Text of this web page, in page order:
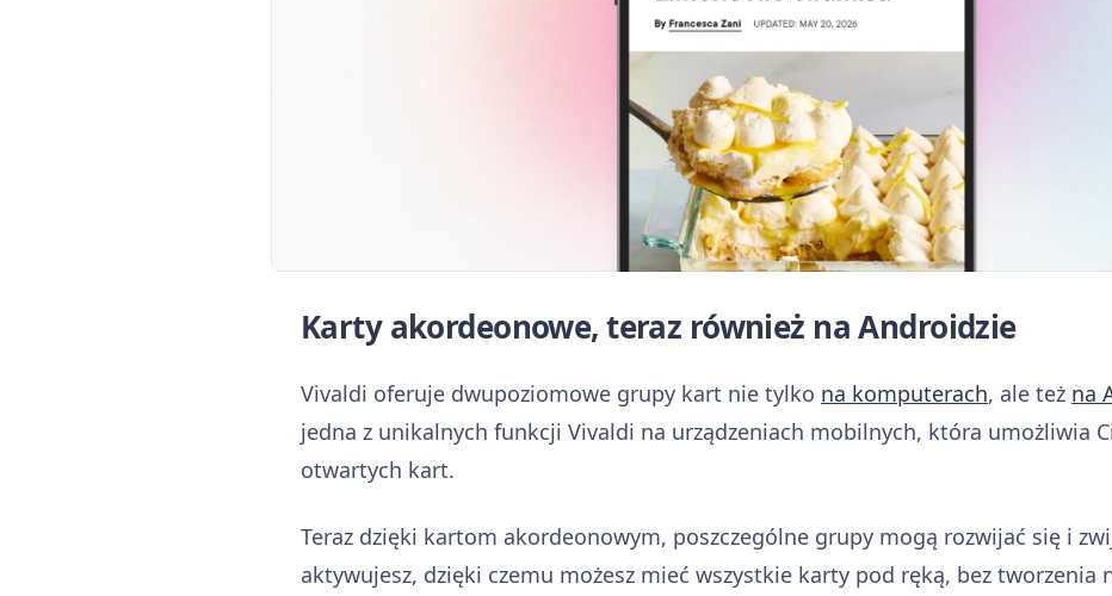
Karty akordeonowe, teraz również na Androidzie
Vivaldi oferuje dwupoziomowe grupy kart nie tylko na komputerach, ale też na
jedna z unikalnych funkcji Vivaldi na urządzeniach mobilnych, która umożliwia
otwartych kart.
Teraz dzięki kartom akordeonowym, poszczególne grupy mogą rozwijać się i
aktywujesz, dzięki czemu możesz mieć wszystkie karty pod ręką, bez tworzenia